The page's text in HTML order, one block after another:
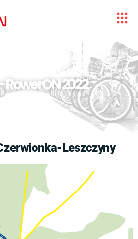
RowerON 2022
Leszczyny